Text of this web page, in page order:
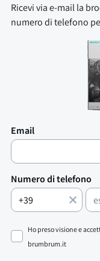
Ricevi via e-mail la
numero di telefono
Email
Numero di telefono
Ho preso visione e
brumbrum.it